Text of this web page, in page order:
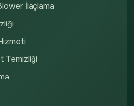
İlaçlama
Temizliği